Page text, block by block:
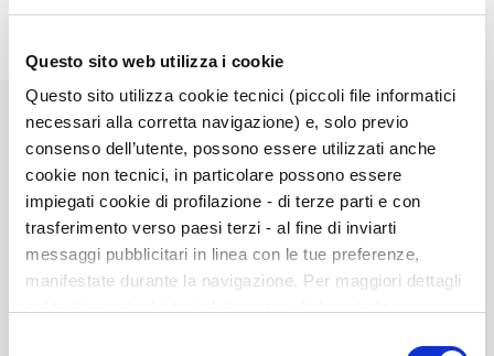
Questo sito web utilizza i cookie
Questo sito utilizza cookie tecnici (piccoli file informatici
necessari alla corretta navigazione) e, solo previo
consenso dell’utente, possono essere utilizzati anche
cookie non tecnici, in particolare possono essere
impiegati cookie di profilazione - di terze parti e con
trasferimento verso paesi terzi - al fine di inviarti
messaggi pubblicitari in linea con le tue preferenze,
manifestate durante la navigazione. Per maggiori dettagli
Elementi
prodotti
N00827 - BSI - Starter Kit
1 manuale + 25 questionari + 125 crediti Giunti Testing
per scoring online